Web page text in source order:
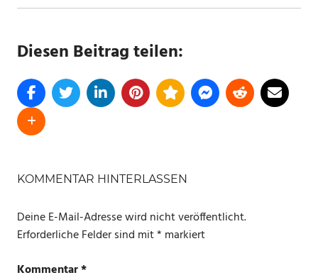
Diesen Beitrag teilen:
4K
FIRE
TV
KOMMENTAR HINTERLASSEN
Deine E-Mail-Adresse wird nicht veröffentlicht.
Erforderliche Felder sind mit* markiert
Kommentar*